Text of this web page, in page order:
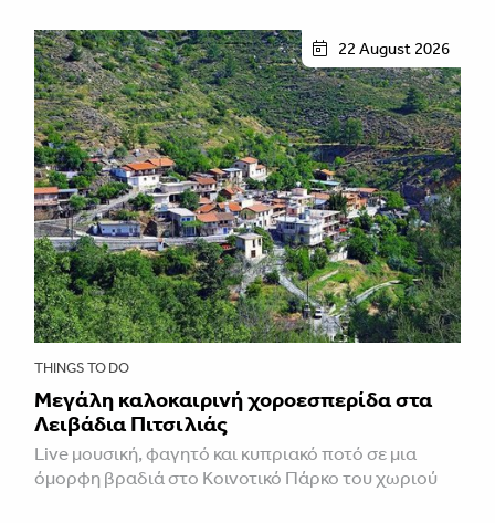
22 August 2026
THINGS TO DO
Μεγάλη καλοκαιρινή χοροεσπερίδα στα
Λειβάδια Πιτσιλιάς
Live μουσική, φαγητό και κυπριακό ποτό σε μια
όμορφη βραδιά στο Κοινοτικό Πάρκο του χωριού